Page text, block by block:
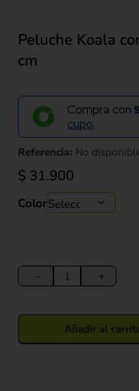
Peluche Koala
cm
Compra con
cupo.
Referencia: No
$ 31.900
Color
-
Koala
con
Moño
+
Añadir al